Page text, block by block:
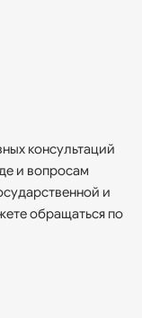
консультаций
и вопросам
и
обращаться по